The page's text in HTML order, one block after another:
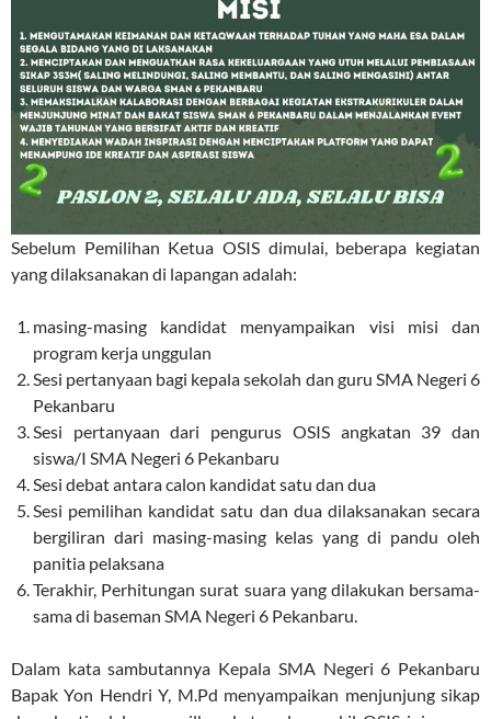
Sebelum Pemilihan Ketua OSIS dimulai, beberapa kegiatan
yang dilaksanakan di lapangan adalah:
masing-masing kandidat menyampaikan visi misi dan
program kerja unggulan
Sesi pertanyaan bagi kepala sekolah dan guru SMA Negeri 6
Pekanbaru
Sesi pertanyaan dari pengurus OSIS angkatan 39 dan
siswa/I SMA Negeri 6 Pekanbaru
Sesi debat antara calon kandidat satu dan dua
Sesi pemilihan kandidat satu dan dua dilaksanakan secara
bergiliran dari masing-masing kelas yang di pandu oleh
panitia pelaksana
Terakhir, Perhitungan surat suara yang dilakukan bersama-
sama di baseman SMA Negeri 6 Pekanbaru.
Dalam kata sambutannya Kepala SMA Negeri 6 Pekanbaru
Bapak Yon Hendri Y, M.Pd menyampaikan menjunjung sikap